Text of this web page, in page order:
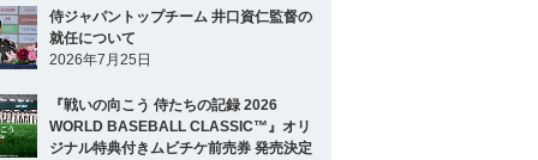
投手
捕手 小林 誠司
侍ジャパントップチーム 井口資仁監督の
就任について
2026年7月25日
『戦いの向こう 侍たちの記録 2026
WORLD BASEBALL CLASSIC™』オリ
ジナル特典付きムビチケ前売券 発売決定